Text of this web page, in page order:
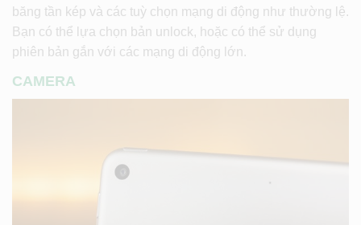
băng tần kép và các tuỳ chọn mạng di động như thường lệ.
Bạn có thể lựa chọn bản unlock, hoặc có thể sử dụng
phiên bản gắn với các mạng di động lớn.
CAMERA